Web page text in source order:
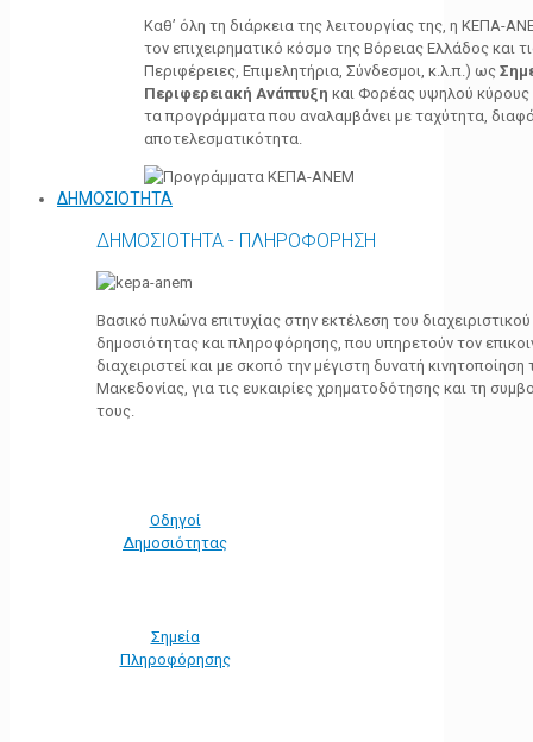
Καθ’ όλη τη διάρκεια της λειτουργίας της, η ΚΕΠΑ-
τον επιχειρηματικό κόσμο της Βόρειας Ελλάδος και
Περιφέρειες, Επιμελητήρια, Σύνδεσμοι, κ.λ.π.) ως
Περιφερειακή Ανάπτυξη και Φορέας υψηλού κύρους
τα προγράμματα που αναλαμβάνει με ταχύτητα,
αποτελεσματικότητα.
ΔΗΜΟΣΙΟΤΗΤΑ
ΔΗΜΟΣΙΟΤΗΤΑ - ΠΛΗΡΟΦΟΡΗΣΗ
Βασικό πυλώνα επιτυχίας στην εκτέλεση του
δημοσιότητας και πληροφόρησης, που υπηρετούν τον
διαχειριστεί και με σκοπό την μέγιστη δυνατή
Μακεδονίας, για τις ευκαιρίες χρηματοδότησης και τη
τους.
Οδηγοί
Δημοσιότητας
Σημεία
Πληροφόρησης